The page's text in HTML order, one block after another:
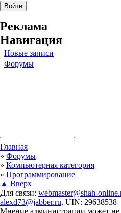
Реклама
Навигация
Новые записи
Форумы
Вы здесь
Главная
» Форумы
» Компьютерная категория
» Программирование
▲ Вверх
Для связи: webmaster@shah-
alexd73@jabber.ru, UIN: 29638538